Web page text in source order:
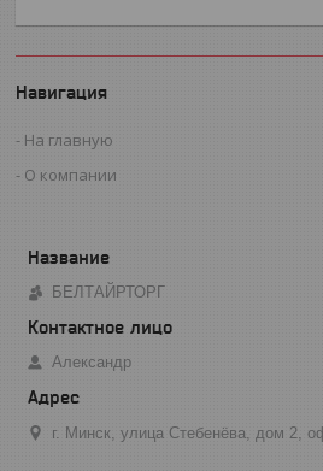
Навигация
На главную
О компании
БЕЛТАЙРТОРГ
Александр
г. Минск, улица Стебенёва, дом 2,